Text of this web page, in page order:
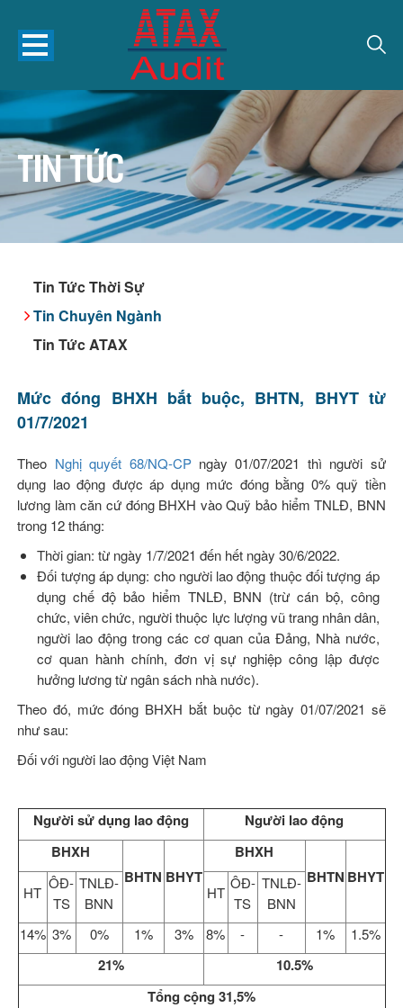
Tin tức
Tin Tức Thời Sự
Tin Chuyên Ngành
Tin Tức ATAX
Mức đóng BHXH bắt buộc, BHTN, BHYT từ
01/7/2021
Theo Nghị quyết 68/NQ-CPngày 01/07/2021 thì người sử
dụng lao động được áp dụng mức đóng bằng 0% quỹ tiền
lương làm căn cứ đóng BHXH vào Quỹ bảo hiểm TNLĐ, BNN
trong 12 tháng:
Thời gian: từ ngày 1/7/2021 đến hết ngày 30/6/2022.
Đối tượng áp dụng: cho người lao động thuộc đối tượng áp
dụng chế độ bảo hiểm TNLĐ, BNN (trừ cán bộ, công
chức, viên chức, người thuộc lực lượng vũ trang nhân dân,
người lao động trong các cơ quan của Đảng, Nhà nước,
cơ quan hành chính, đơn vị sự nghiệp công lập được
hưởng lương từ ngân sách nhà nước).
Theo đó, mức đóng BHXH bắt buộc từ ngày 01/07/2021 sẽ
như sau:
Đối với người lao động Việt Nam
Người sử dụng lao động
Người lao động
BHXH
BHTN BHYT
BHXH
BHTN BHYT
HT
ÔĐ-
TS
TNLĐ-
BNN
HT
ÔĐ-
TS
TNLĐ-
BNN
14% 3% 0% 1% 3% 8% - - 1% 1.5%
21%
10.5%
Tổng cộng 31,5%